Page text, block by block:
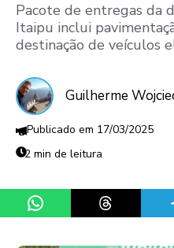
Pacote de entregas da
Itaipu inclui
destinação de veículos
Guilherme
17/03/2025
2 min de leitura
Share on WhatsApp
Share on